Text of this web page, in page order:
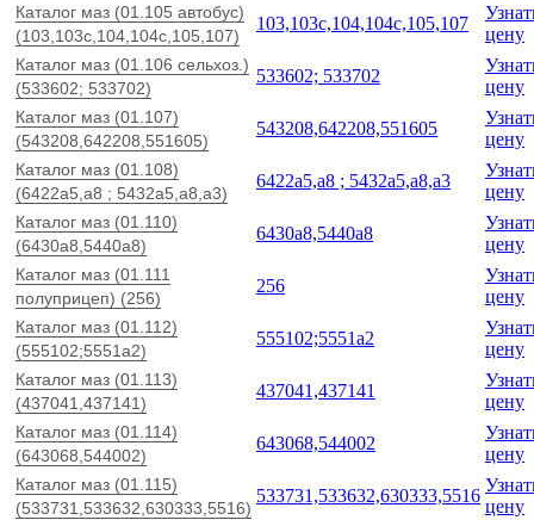
Каталог маз (01.105 автобус)
(103,103с,104,104с,105,107)
103,103с,104,104с,105,107
цену
Каталог маз (01.106 сельхоз.)
(533602; 533702)
533602; 533702
цену
Каталог маз (01.107)
(543208,642208,551605)
543208,642208,551605
цену
Каталог маз (01.108)
(6422а5,а8 ; 5432а5,а8,а3)
6422а5,а8 ; 5432а5,а8,а3
цену
Каталог маз (01.110)
(6430а8,5440а8)
6430а8,5440а8
цену
Каталог маз (01.111
полуприцеп) (256)
256
цену
Каталог маз (01.112)
(555102;5551а2)
555102;5551а2
цену
Каталог маз (01.113)
(437041,437141)
437041,437141
цену
Каталог маз (01.114)
(643068,544002)
643068,544002
цену
Каталог маз (01.115)
(533731,533632,630333,5516)
533731,533632,630333,5516
цену